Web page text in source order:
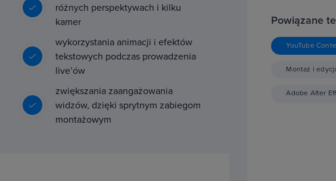
różnych perspektywach i kilku
kamer
wykorzystania animacji i efektów
tekstowych podczas prowadzenia
live’ów
zwiększania zaangażowania
widzów, dzięki sprytnym zabiegom
montażowym
Powiązane
YouTube
Montaż i
Adobe After